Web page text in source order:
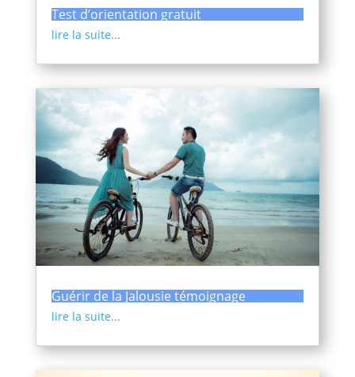
Test d’orientation gratuit
lire la suite...
Guérir de la Jalousie témoignage
lire la suite...